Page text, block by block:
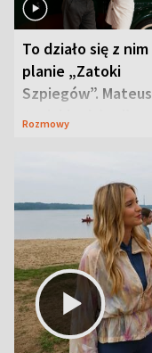
To działo się z
planie „Zatoki
Szpiegów”.
Janicki odsłonił
Rozmowy